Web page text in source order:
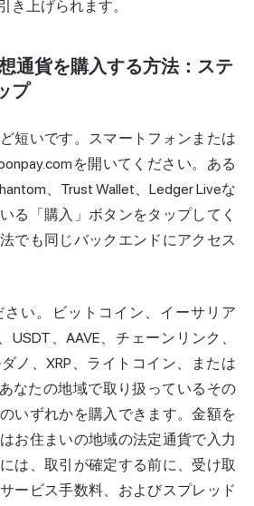
き上げられます。
通貨を購入する方法：ステ
プ
短いです。スマートフォンまたは
を開いてください。ある
、Trust Wallet、Ledger Liveな
る「購入」ボタンをタップしてく
でも同じバックエンドにアクセス
い。ビットコイン、イーサリア
USDT、AAVE、チェーンリンク、
ノ、XRP、ライトコイン、または
なたの地域で取り扱っているその
いずれかを購入できます。金額を
お住まいの地域の法定通貨で入力
は、取引が確定する前に、受け取
ービス手数料、およびスプレッド